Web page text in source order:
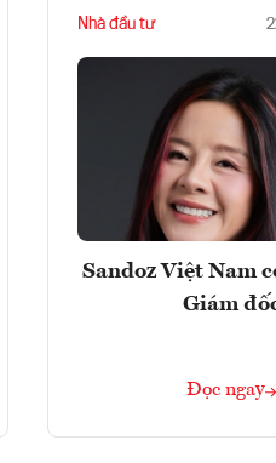
Nhà đầu tư
Sandoz Việt Nam
Giám
Đọc ngay